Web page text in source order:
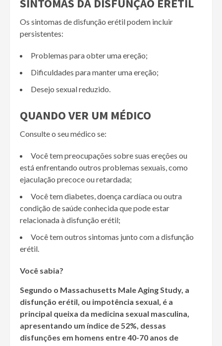
SINTOMAS DA DISFUNÇÃO ERÉTIL
Os sintomas de disfunção erétil podem incluir
persistentes:
Problemas para obter uma ereção;
Dificuldades para manter uma ereção;
Desejo sexual reduzido.
QUANDO VER UM MÉDICO
Consulte o seu médico se:
Você tem preocupações sobre suas ereções ou
está enfrentando outros problemas sexuais, como
ejaculação precoce ou retardada;
Você tem diabetes, doença cardíaca ou outra
condição de saúde conhecida que pode estar
relacionada à disfunção erétil;
Você tem outros sintomas junto com a disfunção
erétil.
Você sabia?
Segundo o Massachusetts Male Aging Study, a
disfunção erétil, ou impotência sexual, é a
principal queixa da medicina sexual masculina,
apresentando um índice de 52%, dessas
disfunções em homens entre 40-70 anos de